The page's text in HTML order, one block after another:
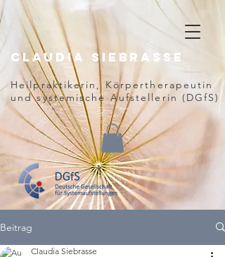
Claudia Siebrasse
Heilpraktikerin, Körpertherapeutin
undsystemische Aufstellerin (DGfS)
Beitrag
Claudia Siebrasse